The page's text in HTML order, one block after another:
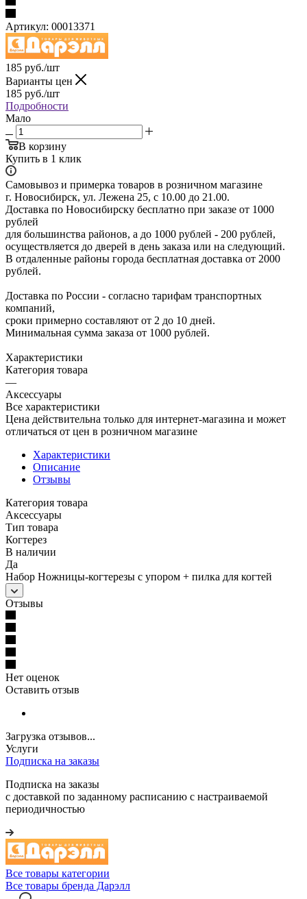
Артикул: 00013371
185 руб./шт
Варианты цен
185 руб./шт
Подробности
Мало
В корзину
Купить в 1 клик
Самовывоз и примерка товаров в розничном магазине
г. Новосибирск, ул. Лежена 25, с 10.00 до 21.00.
Доставка по Новосибирску бесплатно при заказе от 1000
рублей
для большинства районов, а до 1000 рублей - 200 рублей,
осуществляется до дверей в день заказа или на следующий.
В отдаленные районы города бесплатная доставка от 2000
рублей.
Доставка по России - согласно тарифам транспортных
компаний,
сроки примерно составляют от 2 до 10 дней.
Минимальная сумма заказа от 1000 рублей.
Характеристики
Категория товара
—
Аксессуары
Все характеристики
Цена действительна только для интернет-магазина и может
отличаться от цен в розничном магазине
Характеристики
Описание
Отзывы
Категория товара
Аксессуары
Тип товара
Когтерез
В наличии
Да
Набор Ножницы-когтерезы с упором + пилка для когтей
Отзывы
Нет оценок
Оставить отзыв
Загрузка отзывов...
Услуги
Подписка на заказы
Подписка на заказы
с доставкой по заданному расписанию с настраиваемой
периодичностью
Все товары категории
Все товары бренда Дарэлл